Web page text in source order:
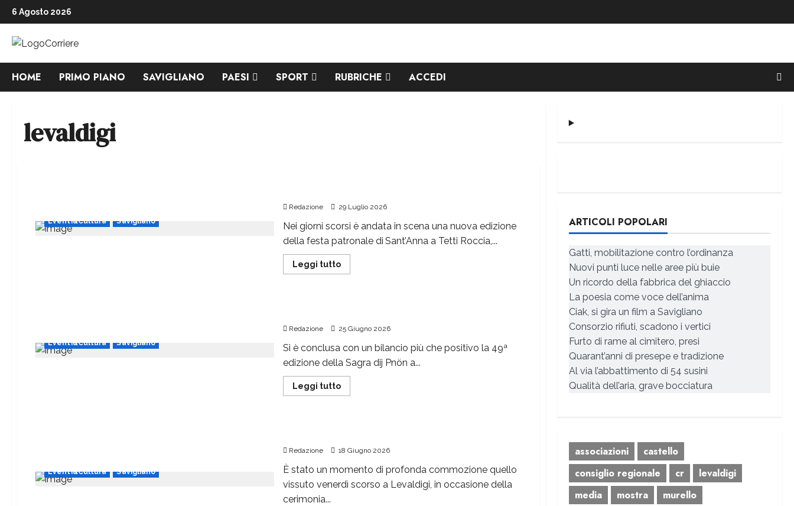
6 Agosto 2026
HOME PRIMO PIANO SAVIGLIANO PAESI SPORT RUBRICHE ACCEDI
levaldigi
Eventi&Cultura Savigliano
Redazione 29 Luglio 2026
Nei giorni scorsi è andata in scena una nuova edizione
della festa patronale di Sant’Anna a Tetti Roccia,...
Leggi tutto
Eventi&Cultura Savigliano
Redazione 25 Giugno 2026
Si è conclusa con un bilancio più che positivo la 49ª
edizione della Sagra dij Pnön a...
Leggi tutto
Eventi&Cultura Savigliano
Redazione 18 Giugno 2026
È stato un momento di profonda commozione quello
vissuto venerdì scorso a Levaldigi, in occasione della
cerimonia...
ARTICOLI POPOLARI
Gatti, mobilitazione contro l’ordinanza
Nuovi punti luce nelle aree più buie
Un ricordo della fabbrica del ghiaccio
La poesia come voce dell’anima
Ciak, si gira un film a Savigliano
Consorzio rifiuti, scadono i vertici
Furto di rame al cimitero, presi
Quarant’anni di presepe e tradizione
Al via l’abbattimento di 54 susini
Qualità dell’aria, grave bocciatura
associazioni
castello
consiglio regionale
cr
levaldigi
media
mostra
murello